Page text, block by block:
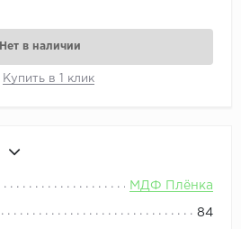
Нет в наличии
Купить в 1 клик
МДФ Плёнка
84